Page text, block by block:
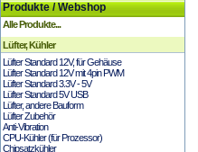
Produkte / Webshop
Alle Produkte...
Lüfter, Kühler
Lüfter Standard 12V, für Gehäuse
Lüfter Standard 12V mit 4pin PWM
Lüfter Standard 3.3V - 5V
Lüfter Standard 5V USB
Lüfter, andere Bauform
Lüfter Zubehör
Anti-Vibration
CPU-Kühler (für Prozessor)
Chipsatzkühler